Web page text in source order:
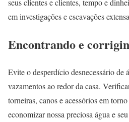
seus clientes e clientes, tempo e
em investigações e escavações
Encontrando e
Evite o desperdício desnecessário de
vazamentos ao redor da casa.
torneiras, canos e acessórios em
economizar nossa preciosa água e